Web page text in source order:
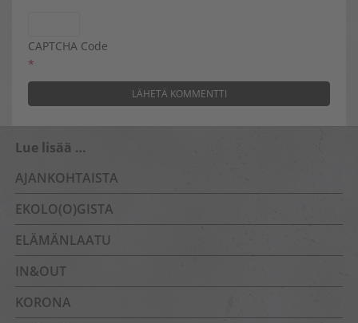
CAPTCHA Code
*
Lue lisää …
AJANKOHTAISTA
EKOLO(O)GISTA
ELÄMÄNLAATU
IN&OUT
KORONA